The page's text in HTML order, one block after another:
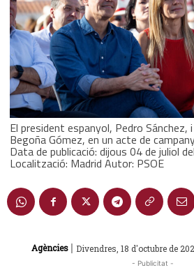
El president espanyol, Pedro Sánchez,
Begoña Gómez, en un acte de
Data de publicació: dijous 04 de juliol
Localització: Madrid Autor: PSOE
Agències | Divendres, 18 d'octubre de
- Publicitat -